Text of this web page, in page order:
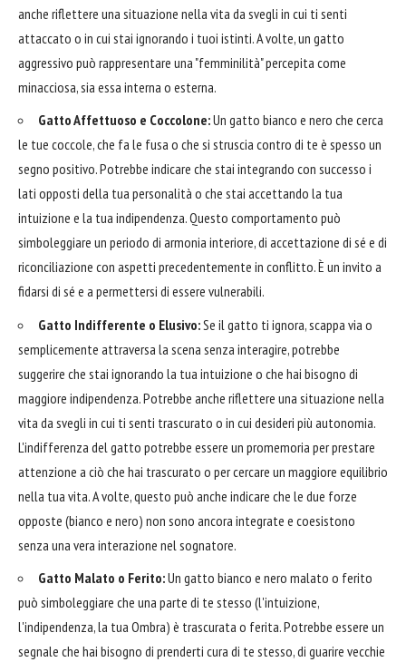
anche riflettere una situazione nella vita da svegli in cui ti senti
attaccato o in cui stai ignorando i tuoi istinti. A volte, un gatto
aggressivo può rappresentare una "femminilità" percepita come
minacciosa, sia essa interna o esterna.
Gatto Affettuoso e Coccolone:Un gatto bianco e nero che cerca
le tue coccole, che fa le fusa o che si struscia contro di te è spesso un
segno positivo. Potrebbe indicare che stai integrando con successo i
lati opposti della tua personalità o che stai accettando la tua
intuizione e la tua indipendenza. Questo comportamento può
simboleggiare un periodo di armonia interiore, di accettazione di sé e di
riconciliazione con aspetti precedentemente in conflitto. È un invito a
fidarsi di sé e a permettersi di essere vulnerabili.
Gatto Indifferente o Elusivo:Se il gatto ti ignora, scappa via o
semplicemente attraversa la scena senza interagire, potrebbe
suggerire che stai ignorando la tua intuizione o che hai bisogno di
maggiore indipendenza. Potrebbe anche riflettere una situazione nella
vita da svegli in cui ti senti trascurato o in cui desideri più autonomia.
L'indifferenza del gatto potrebbe essere un promemoria per prestare
attenzione a ciò che hai trascurato o per cercare un maggiore equilibrio
nella tua vita. A volte, questo può anche indicare che le due forze
opposte (bianco e nero) non sono ancora integrate e coesistono
senza una vera interazione nel sognatore.
Gatto Malato o Ferito:Un gatto bianco e nero malato o ferito
può simboleggiare che una parte di te stesso (l'intuizione,
l'indipendenza, la tua Ombra) è trascurata o ferita. Potrebbe essere un
segnale che hai bisogno di prenderti cura di te stesso, di guarire vecchie